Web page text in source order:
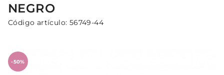
NEGRO
Código artículo: 56749-44
-50%